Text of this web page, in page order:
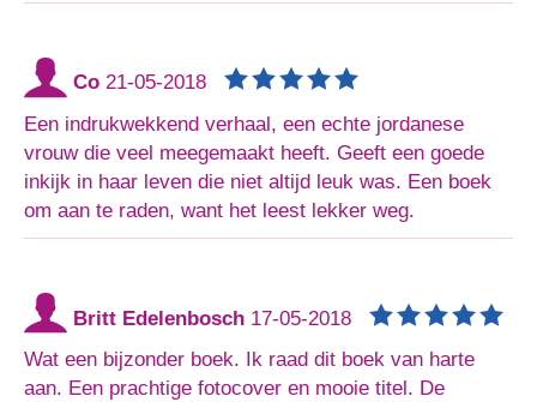
Co 21-05-2018
Een indrukwekkend verhaal, een echte jordanese
vrouw die veel meegemaakt heeft. Geeft een goede
inkijk in haar leven die niet altijd leuk was. Een boek
om aan te raden, want het leest lekker weg.
Britt Edelenbosch 17-05-2018
Wat een bijzonder boek. Ik raad dit boek van harte
aan. Een prachtige fotocover en mooie titel. De